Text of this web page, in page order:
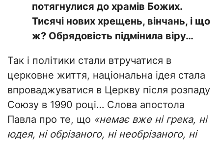
потягнулися до храмів Божих.
Тисячі нових хрещень, вінчань, і що
ж? Обрядовість підмінила віру…
Так і політики стали втручатися в
церковне життя, національна ідея стала
впроваджуватися в Церкву після розпаду
Союзу в 1990 році… Слова апостола
Павла про те, що «немає вже ні грека, ні
юдея, ні обрізаного, ні необрізаного, ні